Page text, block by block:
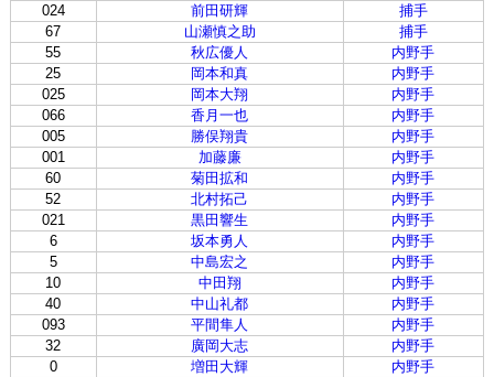
024
前田研輝
捕手
67
山瀬慎之助
捕手
55
秋広優人
内野手
25
岡本和真
内野手
025
岡本大翔
内野手
066
香月一也
内野手
005
勝俣翔貴
内野手
001
加藤廉
内野手
60
菊田拡和
内野手
52
北村拓己
内野手
021
黒田響生
内野手
6
坂本勇人
内野手
5
中島宏之
内野手
10
中田翔
内野手
40
中山礼都
内野手
093
平間隼人
内野手
32
廣岡大志
内野手
0
増田大輝
内野手